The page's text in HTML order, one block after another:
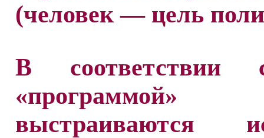
(человек — цель
В соответствии
«программой»
выстраиваются